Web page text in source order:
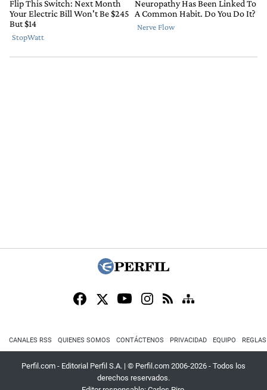
CANALES RSS QUIENES SOMOS CONTÁCTENOS PRIVACIDAD EQUIPO
Perfil.com - Editorial Perfil S.A. | © Perfil.com 2006-2026 - Todos los
derechos reservados.